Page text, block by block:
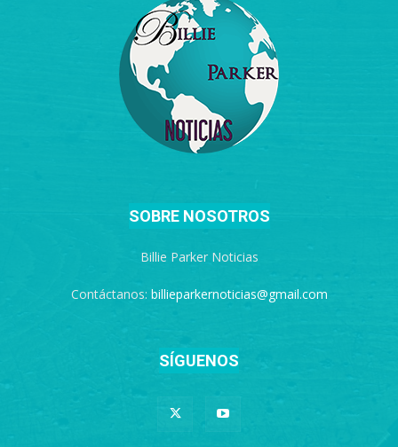
SOBRE NOSOTROS
Billie Parker Noticias
Contáctanos: billieparkernoticias@gmail.com
SÍGUENOS